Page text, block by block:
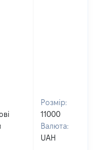
Розмір:
11000
Валюта:
UAH